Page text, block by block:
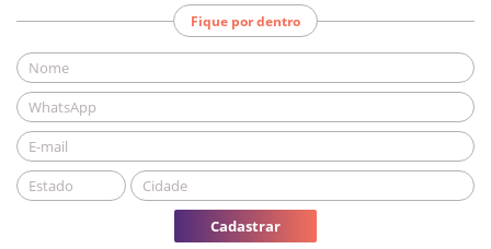
Fique por dentro
Cadastrar